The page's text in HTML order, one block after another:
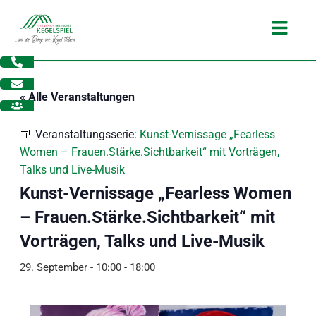
Inhalt
springen
Main
« Alle Veranstaltungen
Veranstaltungsserie: Kunst-Vernissage „Fearless
Women – Frauen.Stärke.Sichtbarkeit“ mit Vorträgen,
Talks und Live-Musik
Kunst-Vernissage „Fearless Women
– Frauen.Stärke.Sichtbarkeit“ mit
Vorträgen, Talks und Live-Musik
29. September - 10:00- 18:00